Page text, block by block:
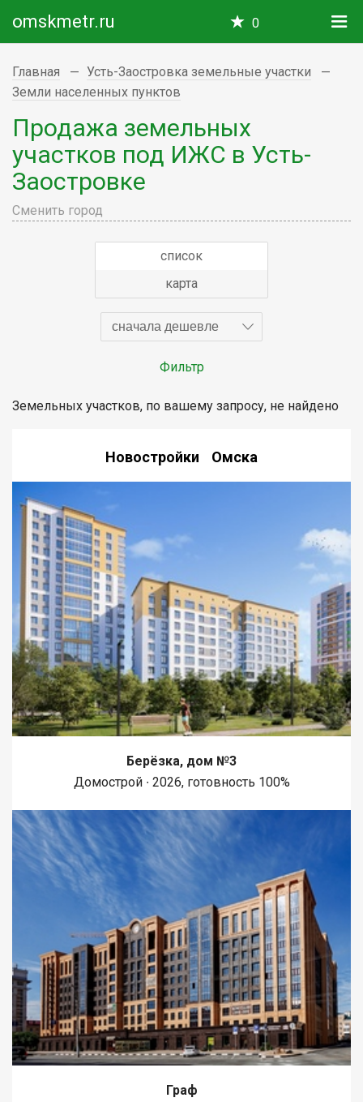
omskmetr.ru 0
Главная
Усть-Заостровка земельные участки
Земли населенных пунктов
Продажа земельных
участков под ИЖС в Усть-
Заостровке
Сменить город
список
карта
сначала дешевле
Фильтр
Земельных участков, по вашему запросу, не найдено
Новостройки Омска
Берёзка, дом №3
Домострой ∙ 2026, готовность 100%
Граф